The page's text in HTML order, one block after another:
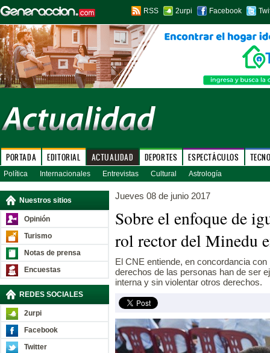
RSS 2urpi Facebook
PORTADA EDITORIAL ACTUALIDAD DEPORTES ESPECTÁCULOS
Política Internacionales Entrevistas Cultural Astrología
Nuestros sitios
Opinión
Turismo
Notas de prensa
Encuestas
REDES SOCIALES
2urpi
Facebook
Twitter
Jueves 08 de junio 2017
Sobre el enfoque de
rol rector del Minedu
El CNE entiende, en concordancia
derechos de las personas han de ser
interna y sin violentar otros derechos.